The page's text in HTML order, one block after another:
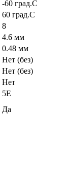
-60 град.C
60 град.C
8
4.6 мм
0.48 мм
Нет (без)
Нет (без)
Нет
5E
Да